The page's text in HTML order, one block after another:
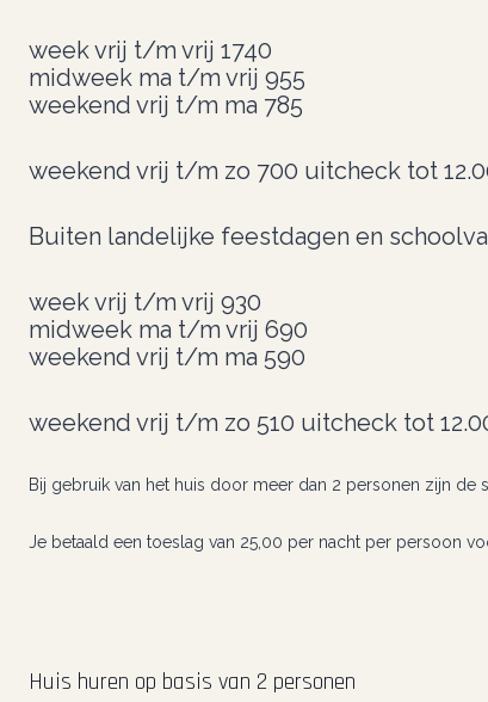
week vrij t/m vrij 1740
midweek ma t/m vrij 955
weekend vrij t/m ma 785
weekend vrij t/m zo 700 uitcheck tot
Buiten landelijke feestdagen en
week vrij t/m vrij 930
midweek ma t/m vrij 690
weekend vrij t/m ma 590
weekend vrij t/m zo 510 uitcheck tot
Bij gebruik van het huis door meer dan 2 personen zijn de
Je betaald een toeslag van 25,00 per nacht per persoon
Huis huren op basis van 2 personen